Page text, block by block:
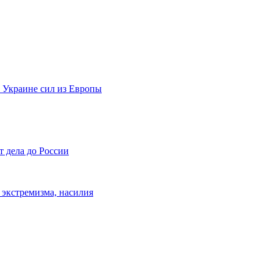
Украине сил из Европы
дела до России
насилия